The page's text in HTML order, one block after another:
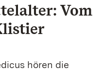
Vom
hören die